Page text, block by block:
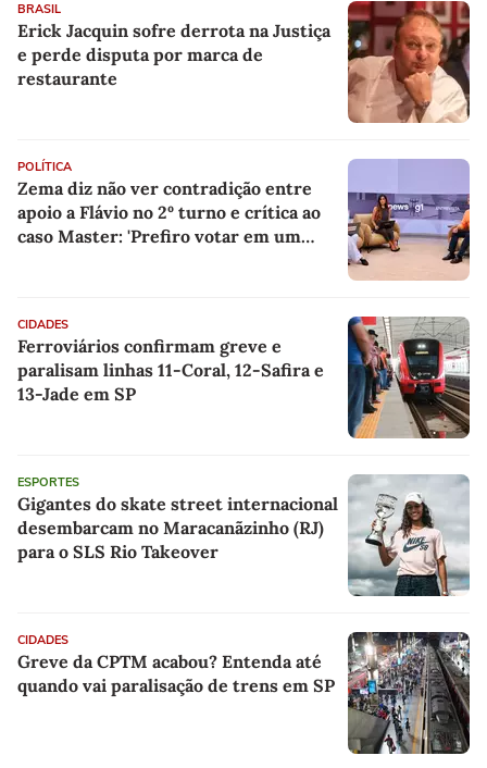
BRASIL
Erick Jacquin sofre derrota na Justiça
e perde disputa por marca de
restaurante
POLÍTICA
Zema diz não ver contradição entre
apoio a Flávio no 2º turno e crítica ao
caso Master: 'Prefiro votar em um
CIDADES
Ferroviários confirmam greve e
paralisam linhas 11-Coral, 12-Safira e
13-Jade em SP
ESPORTES
Gigantes do skate street internacional
desembarcam no Maracanãzinho (RJ)
para o SLS Rio Takeover
CIDADES
Greve da CPTM acabou? Entenda até
quando vai paralisação de trens em SP